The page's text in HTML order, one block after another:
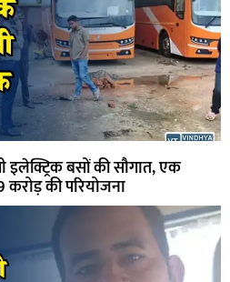
इलेक्ट्रिक बसों की सौगात, एक
की परियोजना